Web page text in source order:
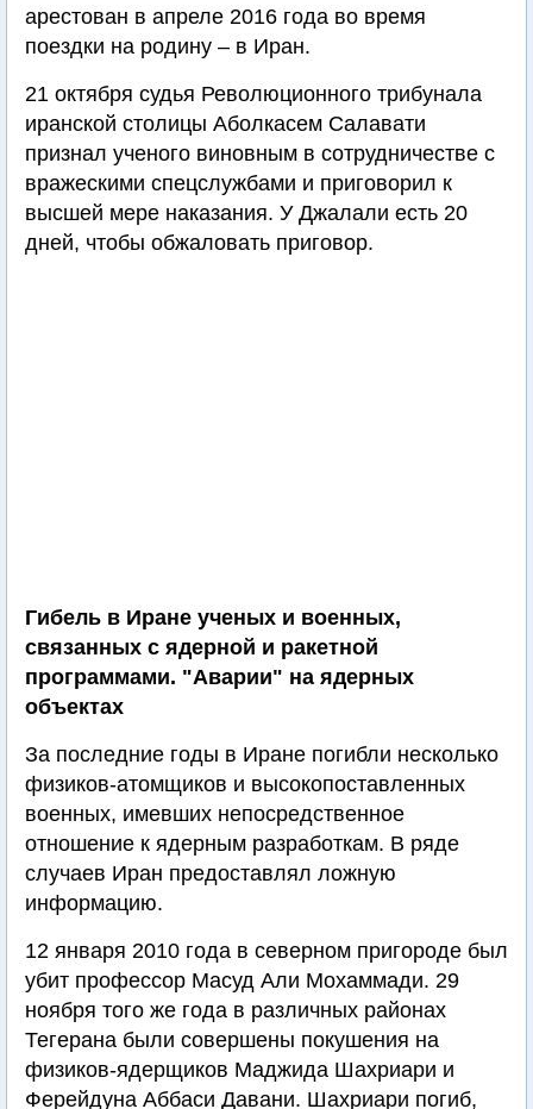
арестован в апреле 2016 года во время
поездки на родину – в Иран.
21 октября судья Революционного трибунала
иранской столицы Аболкасем Салавати
признал ученого виновным в сотрудничестве с
вражескими спецслужбами и приговорил к
высшей мере наказания. У Джалали есть 20
дней, чтобы обжаловать приговор.
Гибель в Иране ученых и военных,
связанных с ядерной и ракетной
программами. "Аварии" на ядерных
объектах
За последние годы в Иране погибли несколько
физиков-атомщиков и высокопоставленных
военных, имевших непосредственное
отношение к ядерным разработкам. В ряде
случаев Иран предоставлял ложную
информацию.
12 января 2010 года в северном пригороде был
убит профессор Масуд Али Мохаммади. 29
ноября того же года в различных районах
Тегерана были совершены покушения на
физиков-ядерщиков Маджида Шахриари и
Ферейдуна Аббаси Давани. Шахриари погиб,